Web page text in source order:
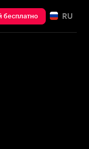
бесплатно RU